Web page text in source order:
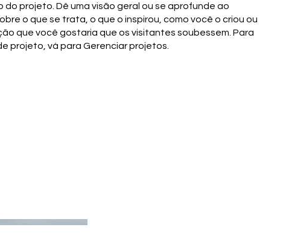
do projeto. Dê uma visão geral ou se aprofunde ao
o que se trata, o que o inspirou, como você o criou ou
que você gostaria que os visitantes soubessem. Para
projeto, vá para Gerenciar projetos.